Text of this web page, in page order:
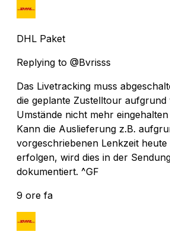
DHL Paket
Replying to @Bvrisss
Das Livetracking muss
die geplante Zustelltour aufgrund
Umstände nicht mehr
Kann die Auslieferung z.B.
vorgeschriebenen Lenkzeit
erfolgen, wird dies in der
dokumentiert. ^GF
9 ore fa